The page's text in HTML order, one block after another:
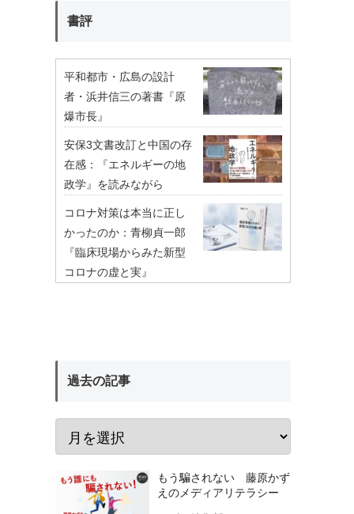
書評
平和都市・広島の設計
者・浜井信三の著書『原
爆市長』
安保3文書改訂と中国の存
在感：『エネルギーの地
政学』を読みながら
コロナ対策は本当に正し
かったのか：青柳貞一郎
『臨床現場からみた新型
コロナの虚と実』
過去の記事
もう騙されない 藤原かず
えのメディアリテラシー